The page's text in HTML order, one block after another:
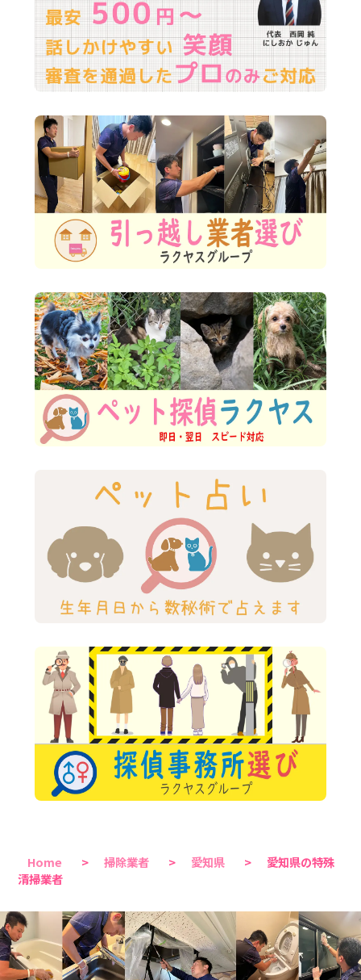
Home > 掃除業者 > 愛知県 >
愛知県の特殊
清掃業者